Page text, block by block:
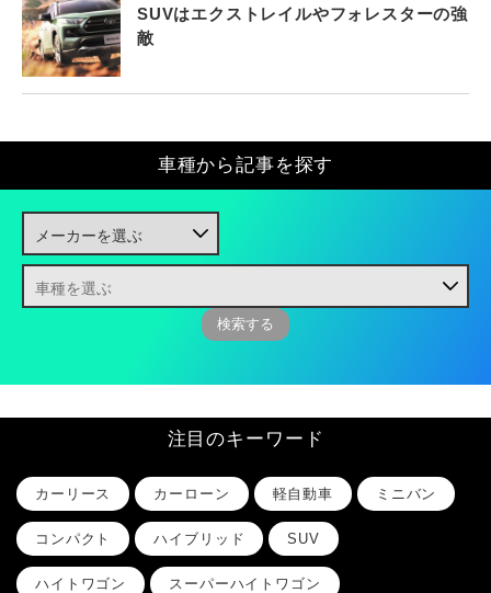
SUVはエクストレイルやフォレスターの強
敵
車種から記事を探す
注目のキーワード
カーリース カーローン 軽自動車 ミニバン
コンパクト ハイブリッド SUV
ハイトワゴン スーパーハイトワゴン